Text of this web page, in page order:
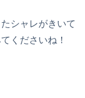
シャレがきいて
くださいね！